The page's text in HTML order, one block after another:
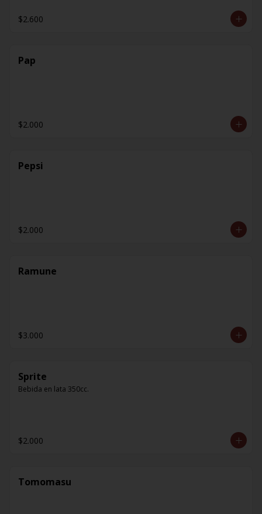
$2.600
Pap
$2.000
Pepsi
$2.000
Ramune
$3.000
Sprite
Bebida en lata 350cc.
$2.000
Tomomasu